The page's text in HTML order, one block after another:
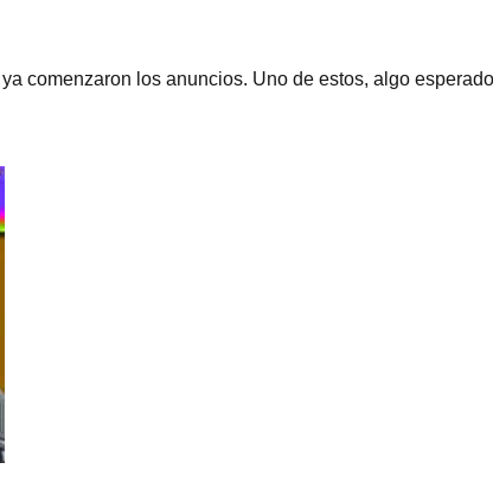
comenzaron los anuncios. Uno de estos, algo